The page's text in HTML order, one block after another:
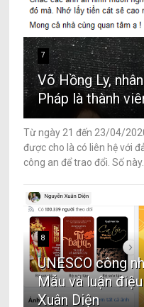
7
Võ Hồng Ly,
Pháp là thành
Từ ngày 21 đến 23/04/
được cho là có liên hệ với
công an để trao đổi. Số này...
8
UNESCO công
Mẫu và luận
Xuân Diện